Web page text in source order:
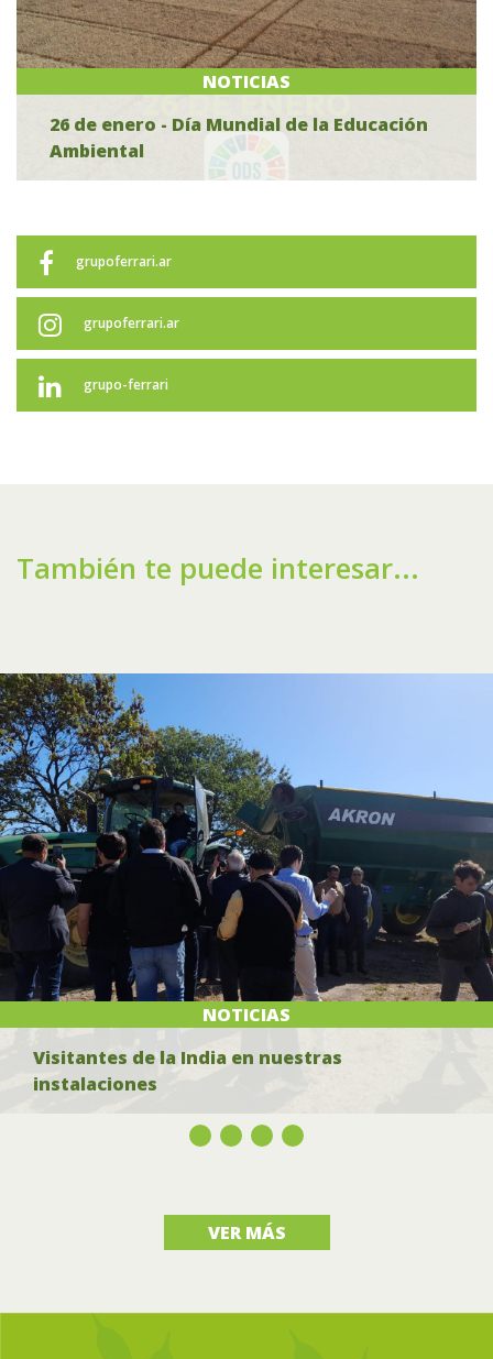
NOTICIAS
26 de enero - Día Mundial de la Educación
Ambiental
grupoferrari.ar
grupoferrari.ar
grupo-ferrari
También te puede interesar...
NOTICIAS
Visitantes de la India en nuestras
instalaciones
VER MÁS